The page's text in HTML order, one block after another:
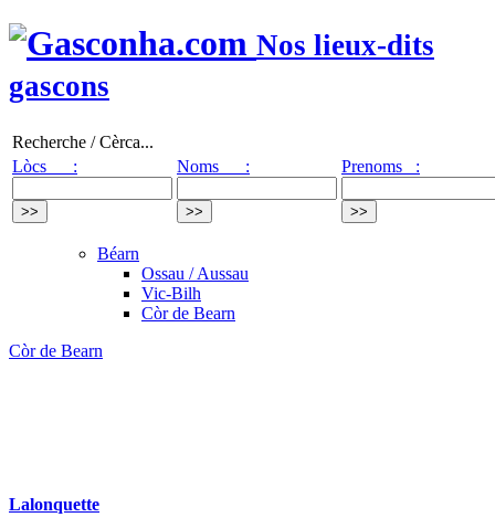
Nos lieux-dits
gascons
Recherche / Cèrca...
Lòcs :
Noms : Prenoms :
Béarn
Ossau / Aussau
Vic-Bilh
Còr de Bearn
Còr de Bearn
Lalonquette